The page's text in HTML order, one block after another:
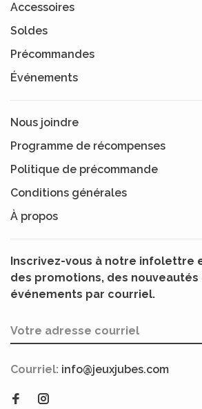
Accessoires
Soldes
Précommandes
Événements
Nous joindre
Programme de récompenses
Politique de précommande
Conditions générales
À propos
Inscrivez-vous à notre infolettre
des promotions, des nouveautés
événements par courriel.
Courriel: info@jeuxjubes.com